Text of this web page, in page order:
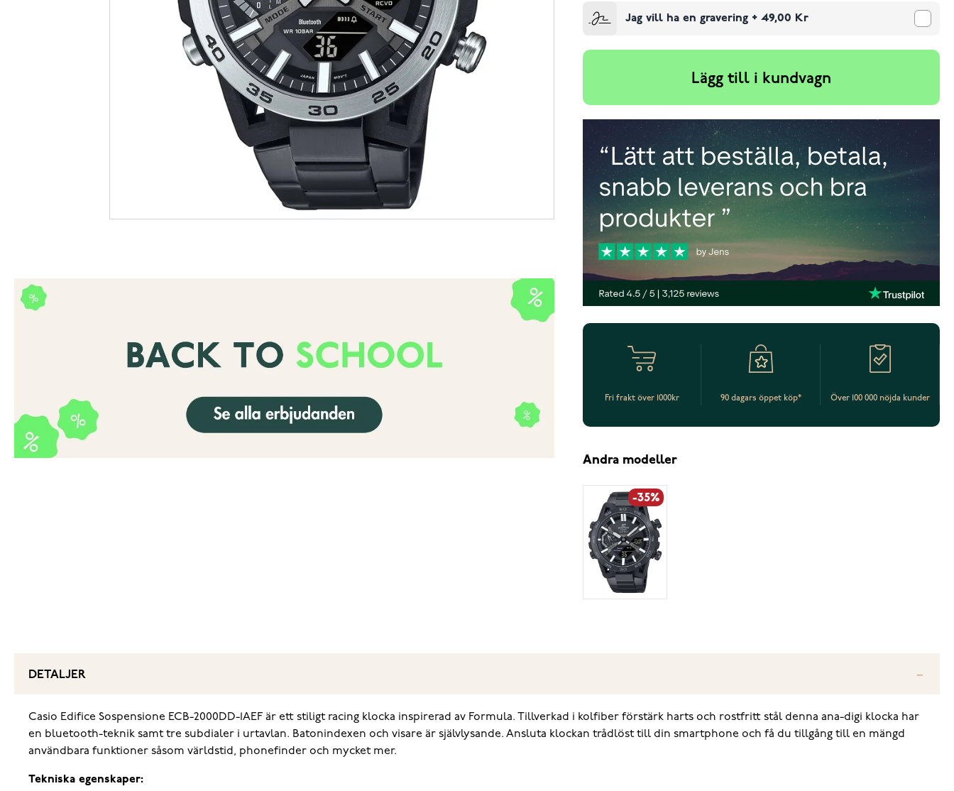
Jag vill ha en gravering+ 49,00 Kr
Lägg till i kundvagn
Fri frakt över 1000kr 90 dagars öppet köp* Över 100 000 nöjda kunder
Andra modeller
-35%
DETALJER
Casio Edifice Sospensione ECB-2000DD-1AEF är ett stiligt racing klocka inspirerad av Formula. Tillverkad i kolfiber förstärk harts och rostfritt stål denna ana-digi klocka har
en bluetooth-teknik samt tre subdialer i urtavlan. Batonindexen och visare är självlysande. Ansluta klockan trådlöst till din smartphone och få du tillgång till en mängd
användbara funktioner såsom världstid, phonefinder och mycket mer.
Tekniska egenskaper: